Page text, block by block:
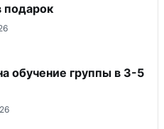
подарок
обучение группы в 3-5